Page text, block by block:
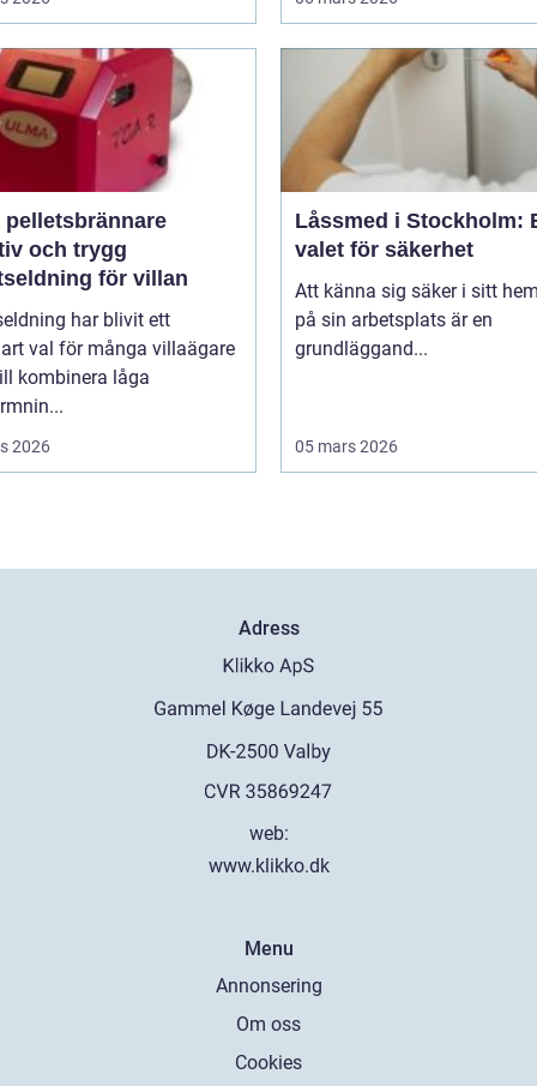
pelletsbrännare
och trygg
för villan
har blivit ett
val för många villaägare
kombinera låga
2026
Låssmed i Stockholm:
valet för säkerhet
Att känna sig säker i sitt
på sin arbetsplats är en
grundläggand...
05 mars 2026
Adress
web:
www.klikko.dk
Menu
Annonsering
Om oss
Cookies